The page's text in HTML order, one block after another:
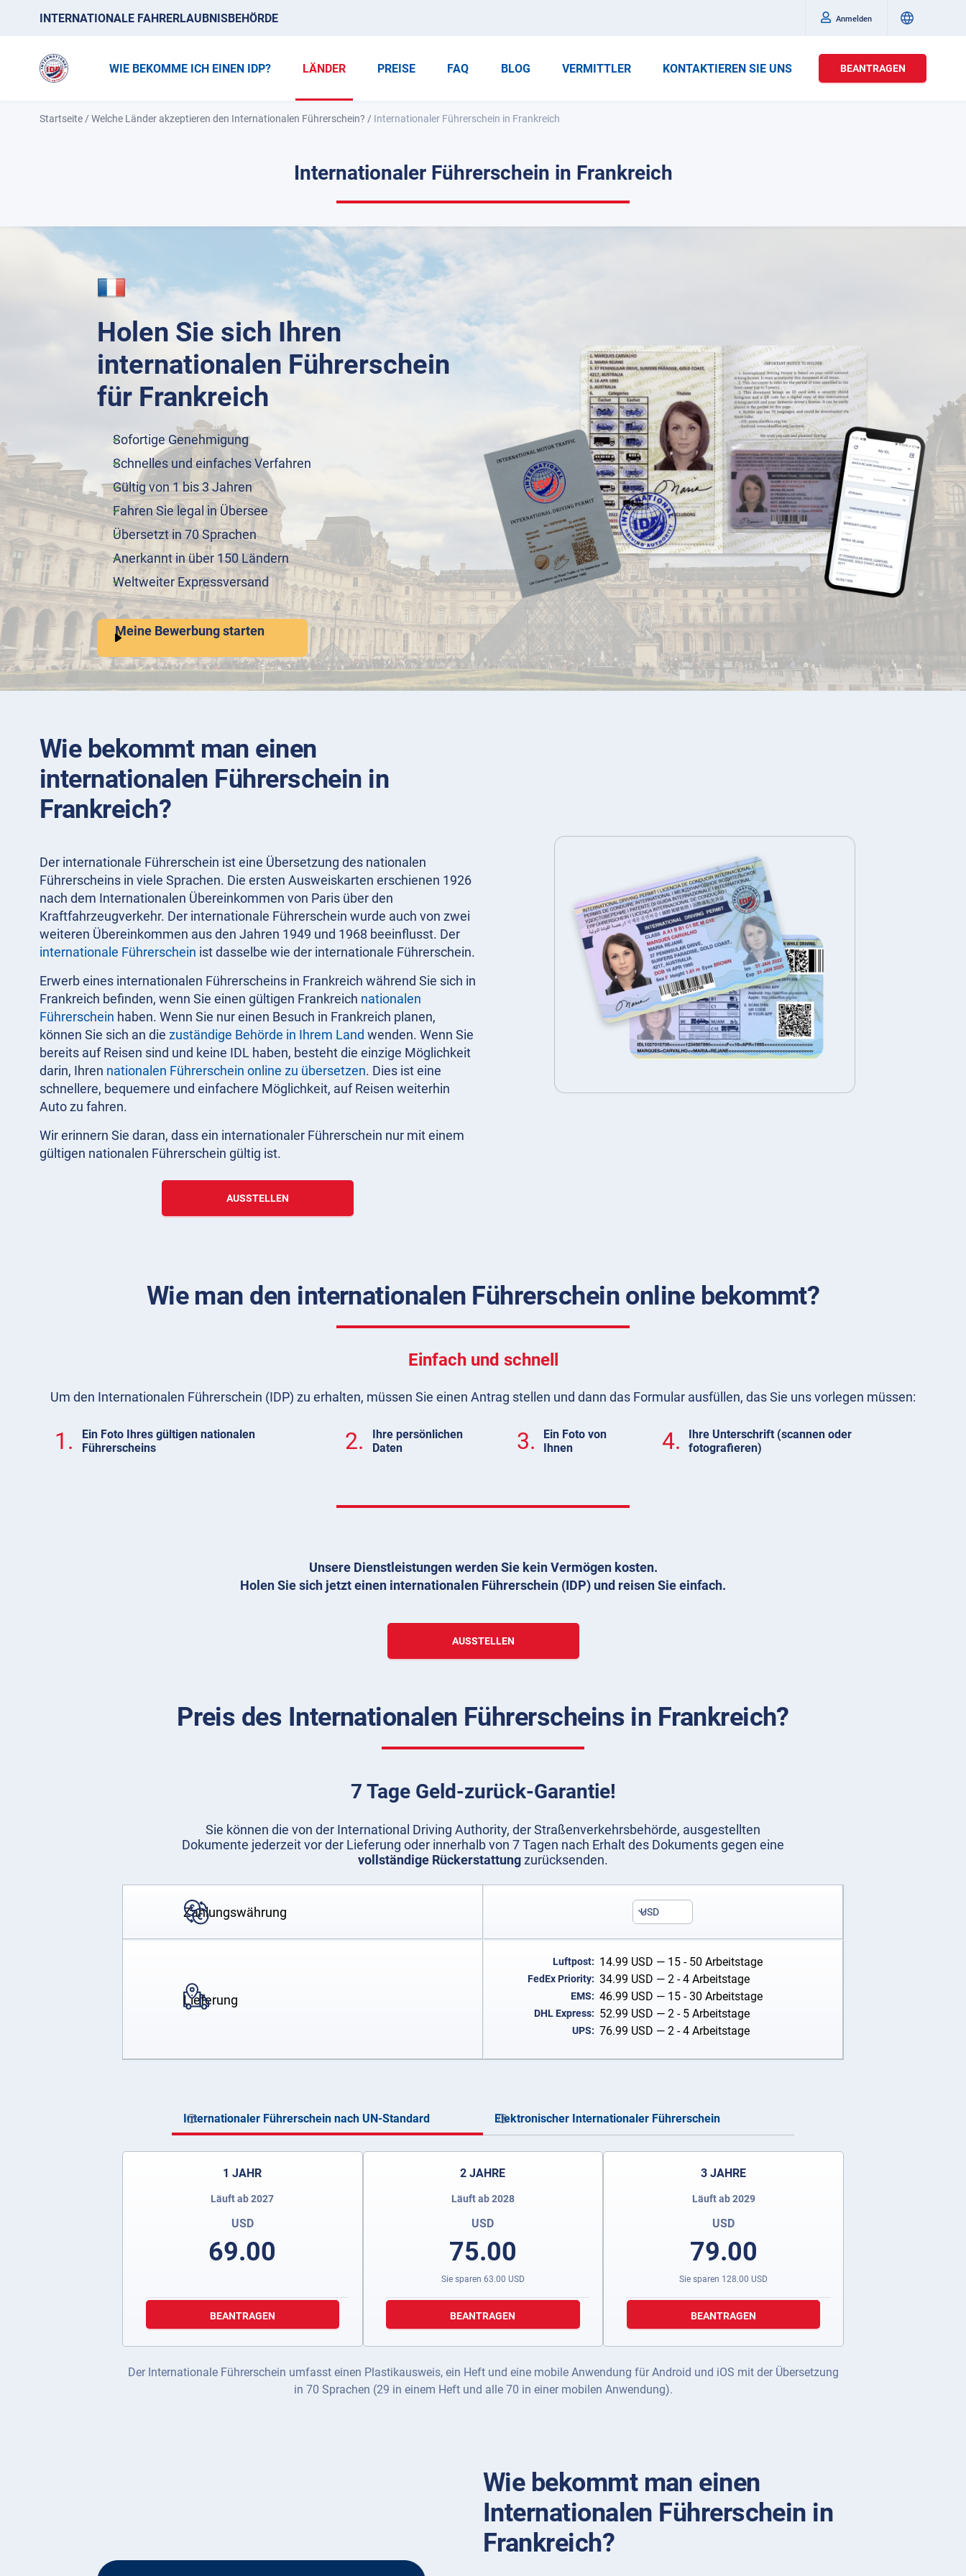
INTERNATIONALE FAHRERLAUBNISBEHÖRDE Anmelden
WIE BEKOMME ICH EINEN IDP? LÄNDER PREISE FAQ BLOG VERMITTLER KONTAKTIEREN SIE UNS BEANTRAGEN
Startseite /Welche Länder akzeptieren den Internationalen Führerschein? / Internationaler Führerschein in Frankreich
Internationaler Führerschein in Frankreich
Holen Sie sich Ihren
internationalen Führerschein
für Frankreich
Sofortige Genehmigung
Schnelles und einfaches Verfahren
Gültig von 1 bis 3 Jahren
Fahren Sie legal in Übersee
Übersetzt in 70 Sprachen
Anerkannt in über 150 Ländern
Weltweiter Expressversand
Meine Bewerbung starten
Wie bekommt man einen
internationalen Führerschein in
Frankreich?
Der internationale Führerschein ist eine Übersetzung des nationalen
Führerscheins in viele Sprachen. Die ersten Ausweiskarten erschienen 1926
nach dem Internationalen Übereinkommen von Paris über den
Kraftfahrzeugverkehr. Der internationale Führerschein wurde auch von zwei
weiteren Übereinkommen aus den Jahren 1949 und 1968 beeinflusst. Der
internationale Führerschein ist dasselbe wie der internationale Führerschein.
Erwerb eines internationalen Führerscheins in Frankreich während Sie sich in
Frankreich befinden, wenn Sie einen gültigen Frankreich nationalen
Führerschein haben. Wenn Sie nur einen Besuch in Frankreich planen,
können Sie sich an die zuständige Behörde in Ihrem Land wenden. Wenn Sie
bereits auf Reisen sind und keine IDL haben, besteht die einzige Möglichkeit
darin, Ihren nationalen Führerschein online zu übersetzen. Dies ist eine
schnellere, bequemere und einfachere Möglichkeit, auf Reisen weiterhin
Auto zu fahren.
Wir erinnern Sie daran, dass ein internationaler Führerschein nur mit einem
gültigen nationalen Führerschein gültig ist.
AUSSTELLEN
Wie man den internationalen Führerschein online bekommt?
Einfach und schnell
Um den Internationalen Führerschein (IDP) zu erhalten, müssen Sie einen Antrag stellen und dann das Formular ausfüllen, das Sie uns vorlegen müssen:
1.
Ein Foto Ihres gültigen nationalen
Führerscheins
2.
Ihre persönlichen
Daten
3.
Ein Foto von
Ihnen
4.
Ihre Unterschrift (scannen oder
fotografieren)
Unsere Dienstleistungen werden Sie kein Vermögen kosten.
Holen Sie sich jetzt einen internationalen Führerschein (IDP) und reisen Sie einfach.
AUSSTELLEN
Preis des Internationalen Führerscheins in Frankreich?
7 Tage Geld-zurück-Garantie!
Sie können die von der International Driving Authority, der Straßenverkehrsbehörde, ausgestellten
Dokumente jederzeit vor der Lieferung oder innerhalb von 7 Tagen nach Erhalt des Dokuments gegen eine
vollständige Rückerstattungzurücksenden.
Zahlungswährung USD
Lieferung
Luftpost: 14.99 USD — 15 - 50 Arbeitstage
FedEx Priority: 34.99 USD — 2 - 4 Arbeitstage
EMS: 46.99 USD — 15 - 30 Arbeitstage
DHL Express: 52.99 USD — 2 - 5 Arbeitstage
UPS: 76.99 USD — 2 - 4 Arbeitstage
Internationaler Führerschein nach UN-Standard Elektronischer Internationaler Führerschein
1 JAHR
Läuft ab 2027
USD
69.00
BEANTRAGEN
2 JAHRE
Läuft ab 2028
USD
75.00
Sie sparen 63.00 USD
BEANTRAGEN
3 JAHRE
Läuft ab 2029
USD
79.00
Sie sparen 128.00 USD
BEANTRAGEN
Der Internationale Führerschein umfasst einen Plastikausweis, ein Heft und eine mobile Anwendung für Android und iOS mit der Übersetzung
in 70 Sprachen (29 in einem Heft und alle 70 in einer mobilen Anwendung).
Wie bekommt man einen
Internationalen Führerschein in
Frankreich?